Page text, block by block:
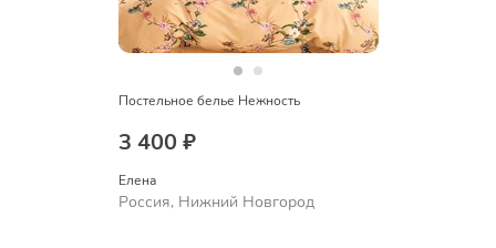
Постельное белье Нежность
3 400 ₽
Елена
Россия, Нижний Новгород